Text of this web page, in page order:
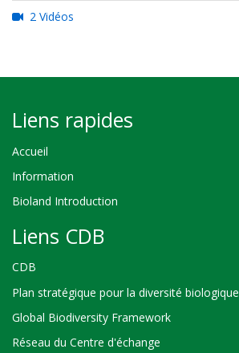
2 Vidéos
Liens rapides
Accueil
Information
Bioland Introduction
Liens CDB
CDB
Plan stratégique pour la diversité biologique
Global Biodiversity Framework
Réseau du Centre d'échange